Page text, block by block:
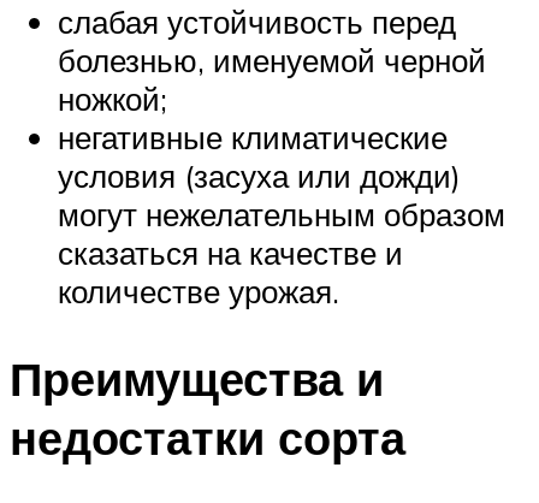
слабая устойчивость перед
болезнью, именуемой черной
ножкой;
негативные климатические
условия (засуха или дожди)
могут нежелательным образом
сказаться на качестве и
количестве урожая.
Преимущества и
недостатки сорта